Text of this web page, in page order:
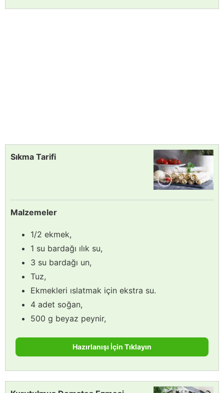
Sıkma Tarifi
Malzemeler
1/2 ekmek,
1 su bardağı ılık su,
3 su bardağı un,
Tuz,
Ekmekleri ıslatmak için ekstra su.
4 adet soğan,
500 g beyaz peynir,
Hazırlanışı İçin Tıklayın